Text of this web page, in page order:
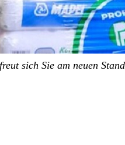
sich Sie am neuen